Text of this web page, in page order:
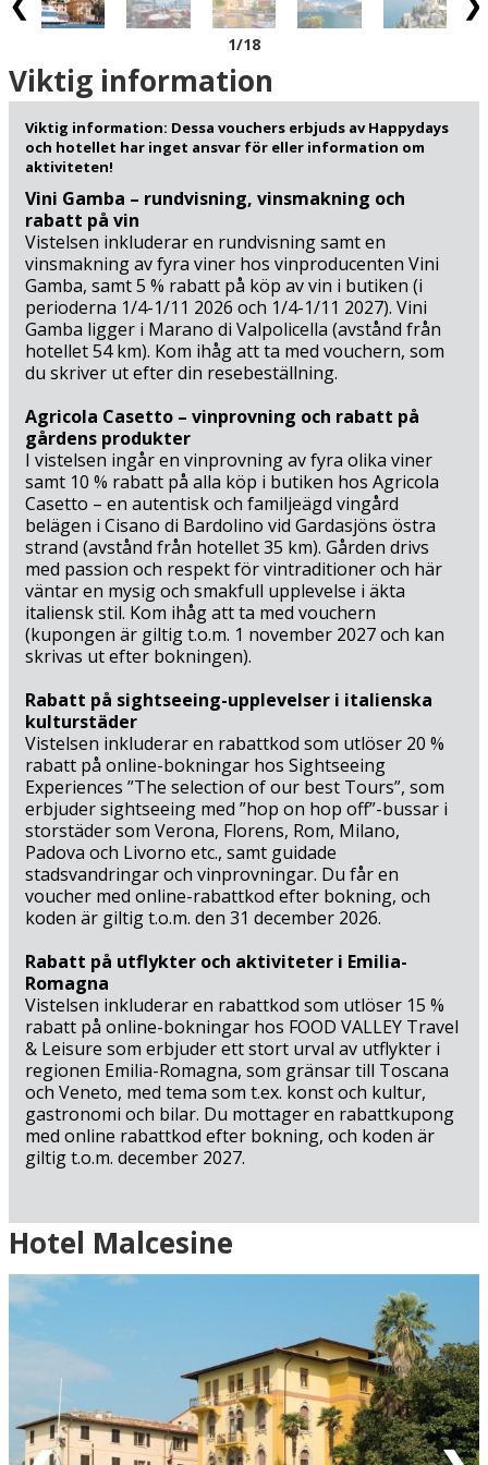
att hyra båt i Malcesine och Torbole (14 km) som är ett
populärt centrum för alla slags vattensporter. Och vill du
inte själv stå vid rodret kan du kliva ombord på någon av
alla sightseeingbåtar eller ta färjan från hamnen (45 m)
som bland annat seglar till Limone sul Garda (20 minuter)
på andra sidan sjön. Vill du bada går det fint att ta ett
dopp från hotellets egen solterrass som står på pålar i
vattnet, annars ligger den närmaste sandstranden, Lido
Paina, bara 850 meter från hotellet.
Passa också på att köra en tur runt Gardasjön, besök
charmiga städer som Riva del Garda (18 km), Bardolino
(32 km) och Sirmione (64 km) – och har du tid över kan du
planera in ett besök på Italiens största nöjespark
Gardaland (44 km). Det kan också rekommenderas att
besöka romantiska Verona (67 km) samt utforska de
italienska vingårdarna i trakten. Det finns många
anledningar till att se fram emot denna semester vid
Gardasjön!
1/18
Viktig information
Viktig information: Dessa vouchers erbjuds av Happydays
och hotellet har inget ansvar för eller information om
aktiviteten!
Vini Gamba – rundvisning, vinsmakning och
rabatt på vin
Vistelsen inkluderar en rundvisning samt en
vinsmakning av fyra viner hos vinproducenten Vini
Gamba, samt 5 % rabatt på köp av vin i butiken (i
perioderna 1/4-1/11 2026 och 1/4-1/11 2027). Vini
Gamba ligger i Marano di Valpolicella (avstånd från
hotellet 54 km). Kom ihåg att ta med vouchern, som
du skriver ut efter din resebeställning.
Agricola Casetto – vinprovning och rabatt på
gårdens produkter
I vistelsen ingår en vinprovning av fyra olika viner
samt 10 % rabatt på alla köp i butiken hos Agricola
Casetto – en autentisk och familjeägd vingård
belägen i Cisano di Bardolino vid Gardasjöns östra
strand (avstånd från hotellet 35 km). Gården drivs
med passion och respekt för vintraditioner och här
väntar en mysig och smakfull upplevelse i äkta
italiensk stil. Kom ihåg att ta med vouchern
(kupongen är giltig t.o.m. 1 november 2027 och kan
skrivas ut efter bokningen).
Rabatt på sightseeing-upplevelser i italienska
kulturstäder
Vistelsen inkluderar en rabattkod som utlöser 20 %
rabatt på online-bokningar hos Sightseeing
Experiences ”The selection of our best Tours”, som
erbjuder sightseeing med ”hop on hop off”-bussar i
storstäder som Verona, Florens, Rom, Milano,
Padova och Livorno etc., samt guidade
stadsvandringar och vinprovningar. Du får en
voucher med online-rabattkod efter bokning, och
koden är giltig t.o.m. den 31 december 2026.
Rabatt på utflykter och aktiviteter i Emilia-
Romagna
Vistelsen inkluderar en rabattkod som utlöser 15 %
rabatt på online-bokningar hos FOOD VALLEY Travel
& Leisure som erbjuder ett stort urval av utflykter i
regionen Emilia-Romagna, som gränsar till Toscana
och Veneto, med tema som t.ex. konst och kultur,
gastronomi och bilar. Du mottager en rabattkupong
med online rabattkod efter bokning, och koden är
giltig t.o.m. december 2027.
Ankomst
Grön = ankomstdatum är ledig (bokning går att
genomföra direkt).
Gul = ankomstdatum är möjligen ledig (kan bokas mot
förfrågan - vi återkommer med definitiv
bokningsbekräftelse).
Röd = ankomstdatum är fullbokad.
Vit = ingen ankomst möjlig
Hotel Malcesine